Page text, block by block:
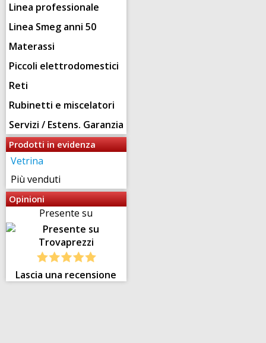
Linea professionale
Linea Smeg anni 50
Materassi
Piccoli elettrodomestici
Reti
Rubinetti e miscelatori
Servizi / Estens. Garanzia
Prodotti in evidenza
Vetrina
Più venduti
Opinioni
Presente su
Lascia una recensione